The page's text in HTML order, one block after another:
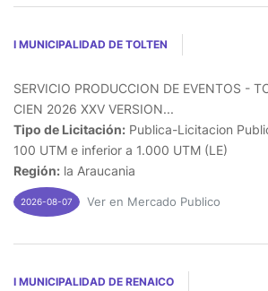
I MUNICIPALIDAD DE TOLTEN
SERVICIO PRODUCCION DE EVENTOS -
CIEN 2026 XXV VERSION...
Tipo de Licitación: Publica-Licitacion
100 UTM e inferior a 1.000 UTM (LE)
Región: la Araucania
2026-08-07 Ver en Mercado Publico
I MUNICIPALIDAD DE RENAICO